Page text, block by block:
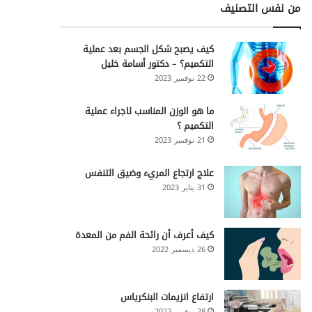
من نفس التصنيف
كيف يصبح شكل الجسم بعد عملية
التكميم؟ – دكتور أسامة خليل
22 نوفمبر 2023
ما هو الوزن المناسب لاجراء عملية
التكميم ؟
21 نوفمبر 2023
علاج ارتجاع المريء وضيق التنفس
31 يناير 2023
كيف أعرف أن رائحة الفم من المعدة
26 ديسمبر 2022
ارتفاع انزيمات البنكرياس